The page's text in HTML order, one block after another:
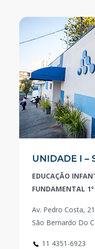
UNIDADE I –
EDUCAÇÃO
FUNDAMENTAL
Av. Pedro Costa,
São Bernardo Do
11 4351-6923